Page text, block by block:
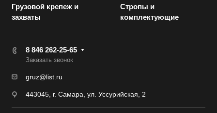
Грузовой крепеж и
захваты
Стропы и
комплектующие
8 846 262-25-65
Заказать звонок
gruz@list.ru
443045, г. Самара, ул. Уссурийская, 2